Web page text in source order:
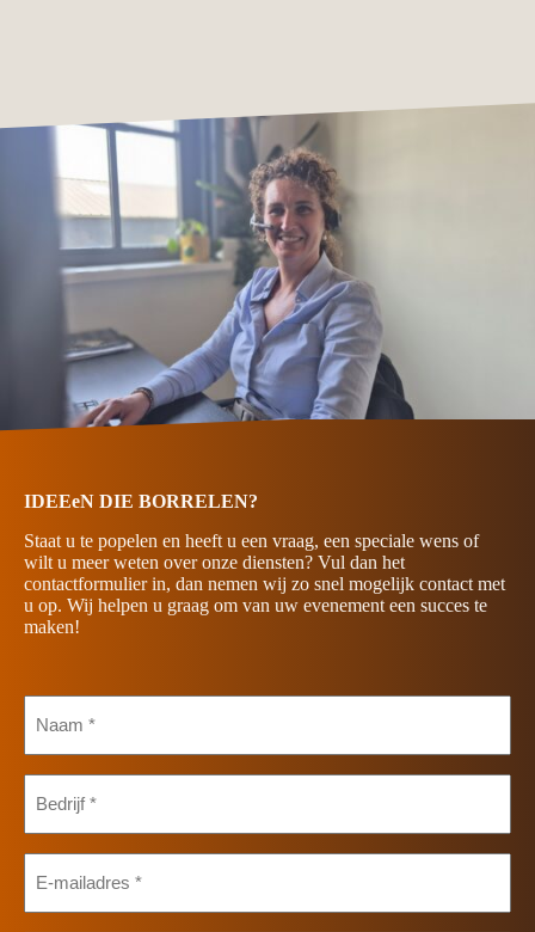
IDEEeN DIE BORRELEN?
Staat u te popelen en heeft u een vraag, een speciale wens of
wilt u meer weten over onze diensten? Vul dan het
contactformulier in, dan nemen wij zo snel mogelijk contact met
u op. Wij helpen u graag om van uw evenement een succes te
maken!
mailadres